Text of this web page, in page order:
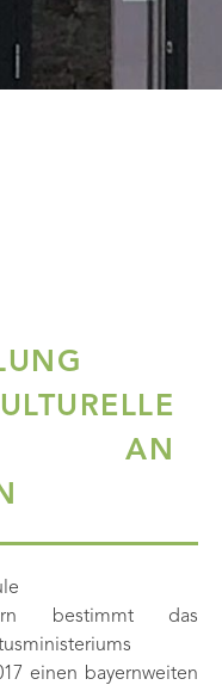
AN
bestimmt das
einen bayernweiten